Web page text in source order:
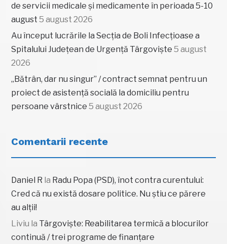
de servicii medicale și medicamente în perioada 5-10
august 5 august 2026
Au început lucrările la Secția de Boli Infecțioase a
Spitalului Județean de Urgență Târgoviște 5 august
2026
„Bătrân, dar nu singur” / contract semnat pentru un
proiect de asistență socială la domiciliu pentru
persoane vârstnice 5 august 2026
Comentarii recente
Daniel R la Radu Popa (PSD), înot contra curentului:
Cred că nu există dosare politice. Nu știu ce părere
au alții!
Liviu la Târgoviște: Reabilitarea termică a blocurilor
continuă / trei programe de finanțare